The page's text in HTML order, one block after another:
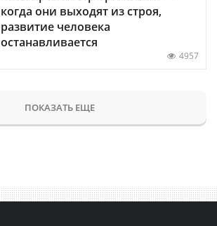
когда они выходят из строя,
развитие человека
останавливается
4957
ПОКАЗАТЬ ЕЩЕ